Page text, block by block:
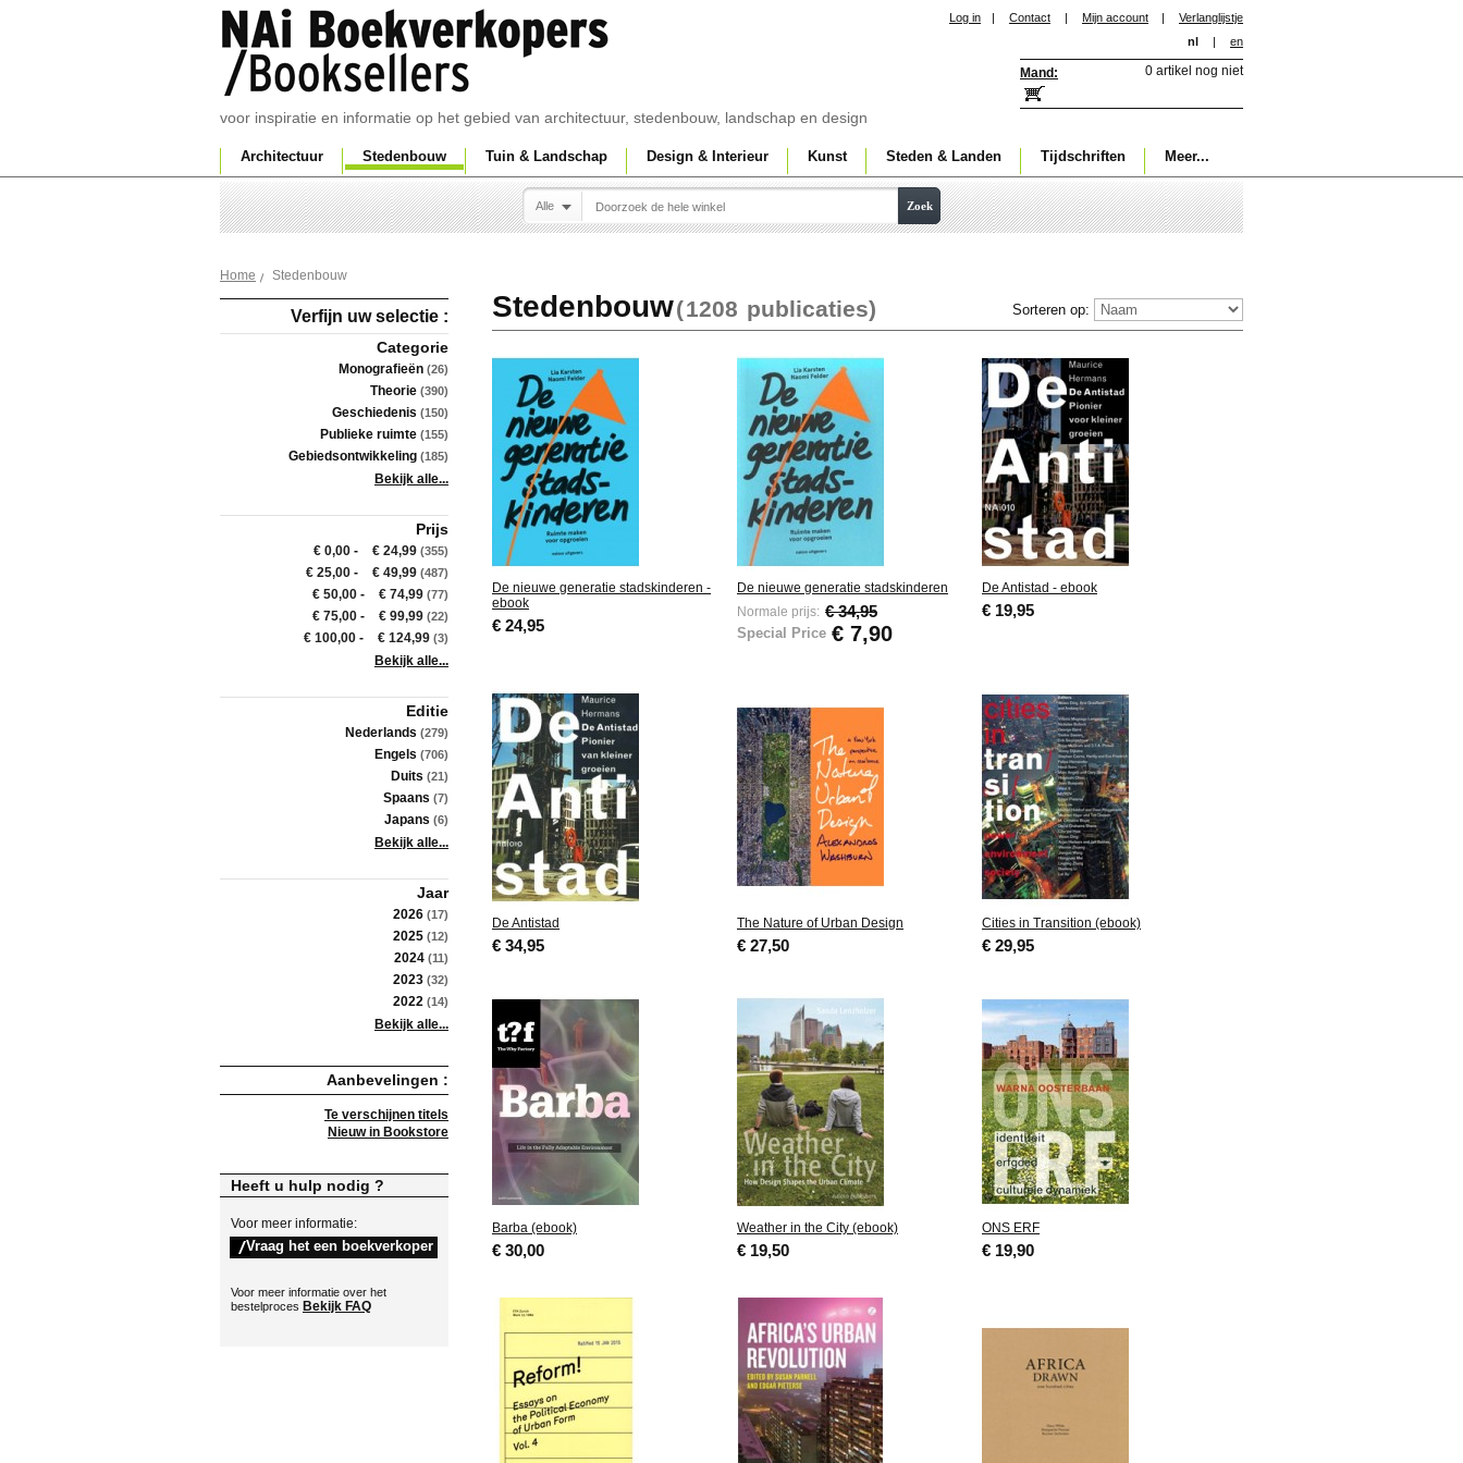
voor inspiratie en informatie op het gebied van architectuur, stedenbouw, landschap en design
Log in | Contact | Mijn account |
Verlanglijstje
nl
| en
Mand: 0 artikel nog niet
Architectuur Stedenbouw Tuin & Landschap Design & Interieur Kunst Steden & Landen Tijdschriften Meer...
Alle Zoek
Home Stedenbouw
Verfijn uw selectie :
Categorie
Monografieën (26)
Theorie (390)
Geschiedenis (150)
Publieke ruimte (155)
Gebiedsontwikkeling (185)
Bekijk alle...
Prijs
€ 0,00 - € 24,99 (355)
€ 25,00 - € 49,99 (487)
€ 50,00 - € 74,99 (77)
€ 75,00 - € 99,99 (22)
€ 100,00 - € 124,99 (3)
Bekijk alle...
Editie
Nederlands (279)
Engels (706)
Duits (21)
Spaans (7)
Japans (6)
Bekijk alle...
Jaar
2026 (17)
2025 (12)
2024 (11)
2023 (32)
2022 (14)
Bekijk alle...
Aanbevelingen :
Te verschijnen titels
Nieuw in Bookstore
Heeft u hulp nodig ?
Voor meer informatie:
Voor meer informatie over het
bestelproces Bekijk FAQ
Sorteren op:
Stedenbouw(1208 publicaties)
De nieuwe generatie stadskinderen -
ebook
€ 24,95
De nieuwe generatie stadskinderen
Normale prijs: € 34,95
Special Price € 7,90
De Antistad - ebook
€ 19,95
De Antistad
€ 34,95
The Nature of Urban Design
€ 27,50
Cities in Transition (ebook)
€ 29,95
Barba (ebook)
€ 30,00
Weather in the City (ebook)
€ 19,50
ONS ERF
€ 19,90